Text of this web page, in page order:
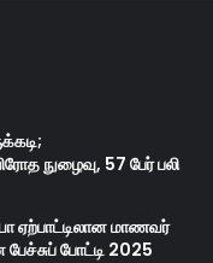
நுழைவு, 57 பேர் பலி
ஏற்பாட்டிலான மாணவர்
போட்டி 2025